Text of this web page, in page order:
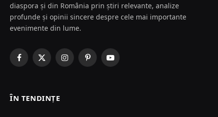
diaspora și din România prin știri relevante, analize
profunde și opinii sincere despre cele mai importante
evenimente din lume.
Facebook
X
InstagramPinterestYouTube
ÎN TENDINȚE